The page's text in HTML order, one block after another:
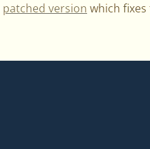
patched version which